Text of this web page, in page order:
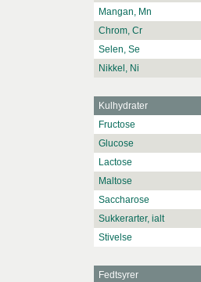
Mangan, Mn
Chrom, Cr
Selen, Se
Nikkel, Ni
Kulhydrater
Fructose
Glucose
Lactose
Maltose
Saccharose
Sukkerarter, ialt
Stivelse
Fedtsyrer